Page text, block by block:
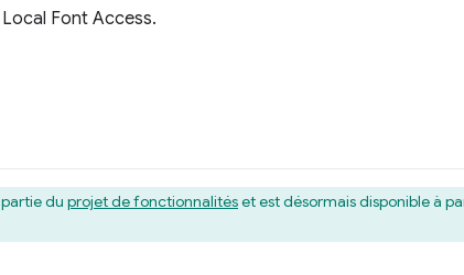
Font Access.
partie du projet de fonctionnalitéset est désormais disponible à